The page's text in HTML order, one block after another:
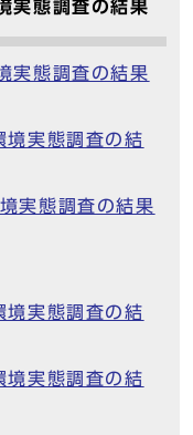
実態調査の結果
実態調査の結果
実態調査の結
実態調査の結果
実態調査の結
実態調査の結